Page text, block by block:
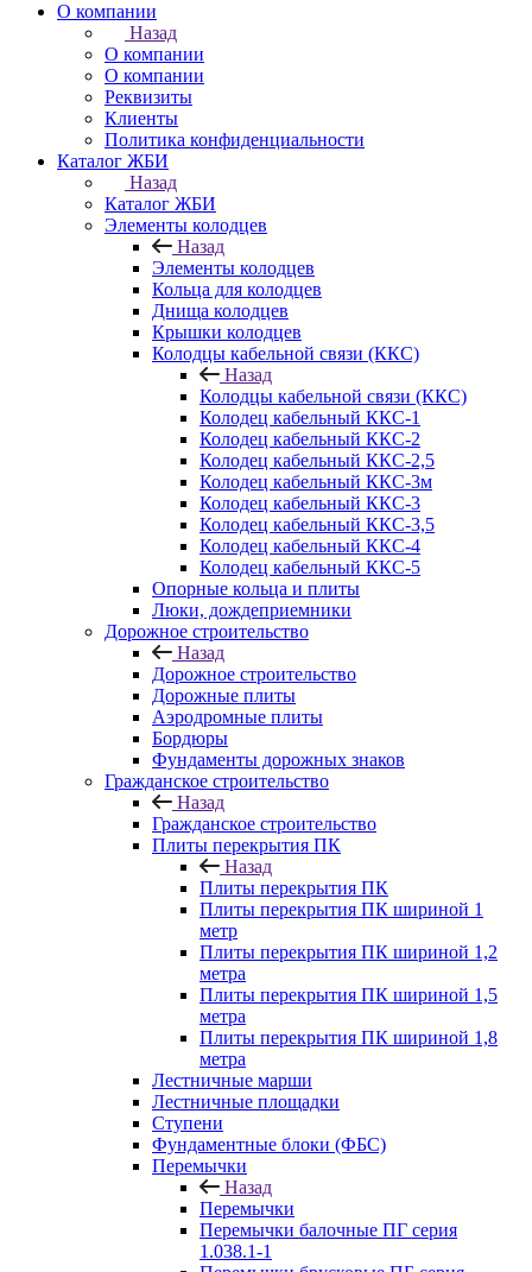
О компании
Назад
О компании
О компании
Реквизиты
Клиенты
Политика конфиденциальности
Каталог ЖБИ
Назад
Каталог ЖБИ
Элементы колодцев
Назад
Элементы колодцев
Кольца для колодцев
Днища колодцев
Крышки колодцев
Колодцы кабельной связи (ККС)
Назад
Колодцы кабельной связи (ККС)
Колодец кабельный ККС-1
Колодец кабельный ККС-2
Колодец кабельный ККС-2,5
Колодец кабельный ККС-3м
Колодец кабельный ККС-3
Колодец кабельный ККС-3,5
Колодец кабельный ККС-4
Колодец кабельный ККС-5
Опорные кольца и плиты
Люки, дождеприемники
Дорожное строительство
Назад
Дорожное строительство
Дорожные плиты
Аэродромные плиты
Бордюры
Фундаменты дорожных знаков
Гражданское строительство
Назад
Гражданское строительство
Плиты перекрытия ПК
Назад
Плиты перекрытия ПК
Плиты перекрытия ПК шириной 1
метр
Плиты перекрытия ПК шириной 1,2
метра
Плиты перекрытия ПК шириной 1,5
метра
Плиты перекрытия ПК шириной 1,8
метра
Лестничные марши
Лестничные площадки
Ступени
Фундаментные блоки (ФБС)
Перемычки
Назад
Перемычки
Перемычки балочные ПГ серия
1.038.1-1